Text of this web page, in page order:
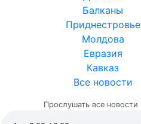
Балканы
Приднестровье
Молдова
Евразия
Кавказ
Все новости
Прослушать все новости